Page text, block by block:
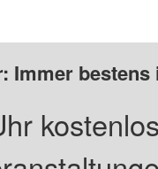
Immer